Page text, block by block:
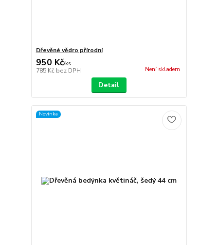
Dřevěné vědro přírodní
950 Kč/ks
785 Kč bez DPH Není skladem
Detail
Novinka